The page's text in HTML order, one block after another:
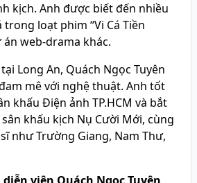
kịch. Anh được biết đến nhiều
trong loạt phim “Vi Cá Tiền
án web-drama khác.
Long An, Quách Ngọc Tuyên
mê với nghệ thuật. Anh tốt
khấu Điện ảnh TP.HCM và bắt
khấu kịch Nụ Cười Mới, cùng
như Trường Giang, Nam Thư,